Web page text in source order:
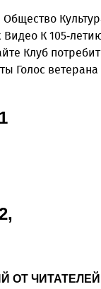
Общество
Видео К 105-
Клуб
Голос ветерана
ОТ ЧИТАТЕЛЕЙ